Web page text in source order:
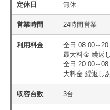
定休日 無休
営業時間 24時間営業
利用料金
全日 08:00～
最大料金 繰返
全日 20:00～
大料金 繰返し
収容台数 3台